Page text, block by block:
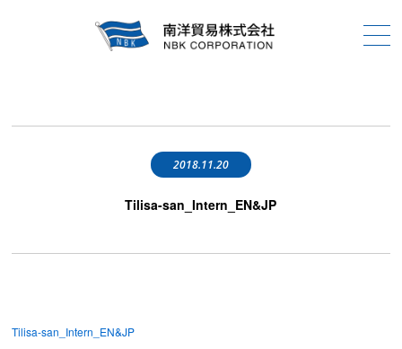
2018.11.20
Tilisa-san_Intern_EN&JP
Tilisa-san_Intern_EN&JP